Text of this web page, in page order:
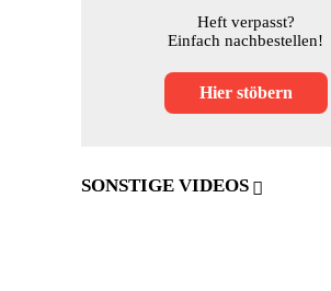
Heft verpasst?
Einfach nachbestellen!
Hier stöbern
SONSTIGE VIDEOS